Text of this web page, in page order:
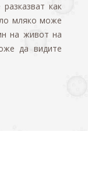
как
мляко може
на живот на
да видите